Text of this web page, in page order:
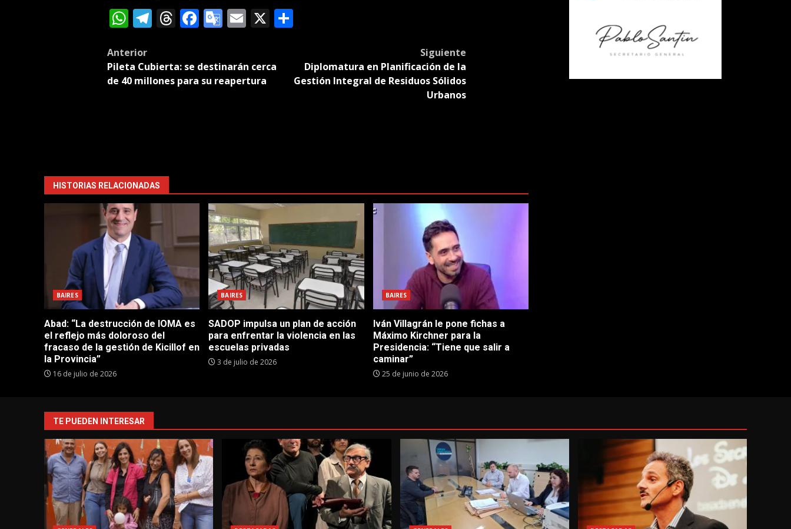
WhatsApp
Telegram
Threads
Facebook
Google
Email
X Compartir
Post
navigation
Anterior
Pileta Cubierta: se destinarán cerca
de 40 millones para su reapertura
Siguiente
Diplomatura en Planificación de la
Gestión Integral de Residuos Sólidos
Urbanos
HISTORIAS RELACIONADAS
BAIRES
Abad: “La destrucción de IOMA es
el reflejo más doloroso del
fracaso de la gestión de Kicillof en
la Provincia”
16 de julio de 2026
BAIRES
SADOP impulsa un plan de acción
para enfrentar la violencia en las
escuelas privadas
3 de julio de 2026
BAIRES
Iván Villagrán le pone fichas a
Máximo Kirchner para la
Presidencia: “Tiene que salir a
caminar”
25 de junio de 2026
TE PUEDEN INTERESAR